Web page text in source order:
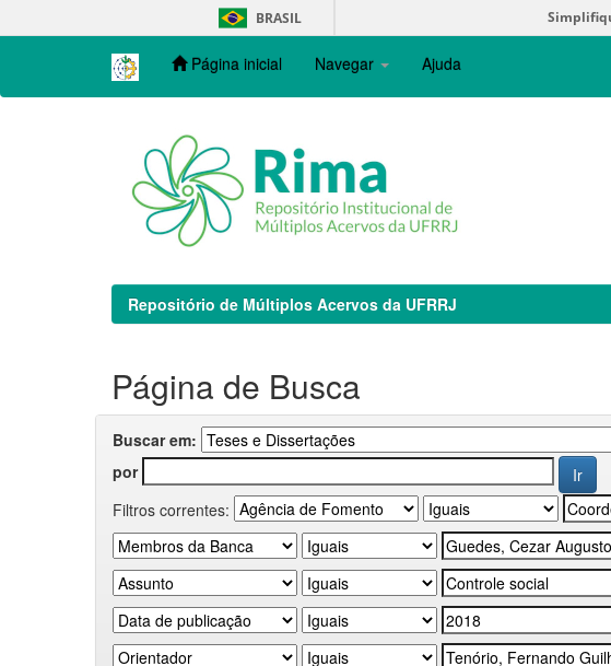
navigation
BRASIL
Página inicial Navegar Ajuda
Repositório de Múltiplos Acervos da UFRRJ
Página de Busca
Buscar em:
por
Filtros correntes: